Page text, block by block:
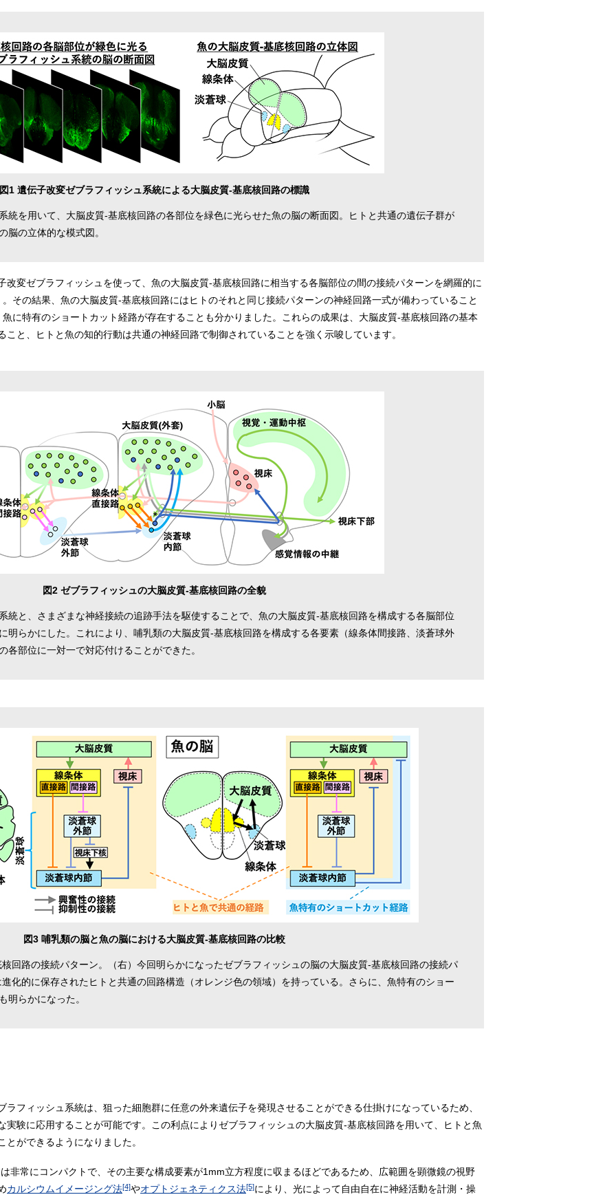
1 遺伝子改変ゼブラフィッシュ系統による大脳皮質-基底核回路の標識
統を用いて、大脳皮質-基底核回路の各部位を緑色に光らせた魚の脳の断面図。ヒトと共通の遺伝子群が
脳の立体的な模式図。
改変ゼブラフィッシュを使って、魚の大脳皮質-基底核回路に相当する各脳部位の間の接続パターンを網羅的に
その結果、魚の大脳皮質-基底核回路にはヒトのそれと同じ接続パターンの神経回路一式が備わっていること
に特有のショートカット経路が存在することも分かりました。これらの成果は、大脳皮質-基底核回路の基本
と、ヒトと魚の知的行動は共通の神経回路で制御されていることを強く示唆しています。
図2 ゼブラフィッシュの大脳皮質-基底核回路の全貌
統と、さまざまな神経接続の追跡手法を駆使することで、魚の大脳皮質-基底核回路を構成する各脳部位
明らかにした。これにより、哺乳類の大脳皮質-基底核回路を構成する各要素（線条体間接路、淡蒼球外
各部位に一対一で対応付けることができた。
図3 哺乳類の脳と魚の脳における大脳皮質-基底核回路の比較
回路の接続パターン。（右）今回明らかになったゼブラフィッシュの脳の大脳皮質-基底核回路の接続パ
化的に保存されたヒトと共通の回路構造（オレンジ色の領域）を持っている。さらに、魚特有のショー
明らかになった。
フィッシュ系統は、狙った細胞群に任意の外来遺伝子を発現させることができる仕掛けになっているため、
実験に応用することが可能です。この利点によりゼブラフィッシュの大脳皮質-基底核回路を用いて、ヒトと魚
ができるようになりました。
非常にコンパクトで、その主要な構成要素が1mm立方程度に収まるほどであるため、広範囲を顕微鏡の視野
カルシウムイメージング法[4]やオプトジェネティクス法[5]により、光によって自由自在に神経活動を計測・操